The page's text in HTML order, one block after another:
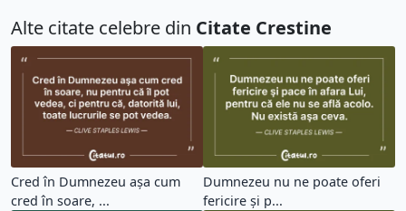
Alte citate celebre din Citate Crestine
Cred în Dumnezeu aşa cum
cred în soare, ...
Dumnezeu nu ne poate oferi
fericire şi p...